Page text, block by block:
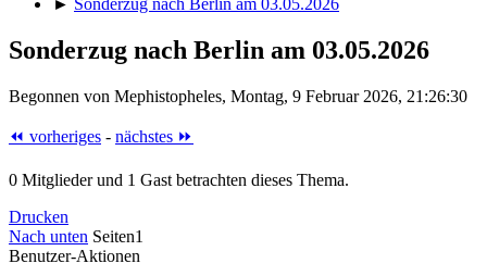
Sonderzug nach Berlin am 03.05.2026
Begonnen von Mephistopheles, Montag, 9 Februar 2026, 21:26:30
⏪ vorheriges - nächstes ⏩
0 Mitglieder und 1 Gast betrachten dieses Thema.
Drucken
Nach unten Seiten1
Benutzer-Aktionen